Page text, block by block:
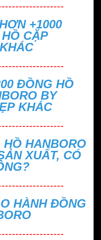
+1000
CẶP
KHÁC
ĐỒNG HỒ
BY
KHÁC
HANBORO
XUẤT, CÓ
HÀNH ĐỒNG